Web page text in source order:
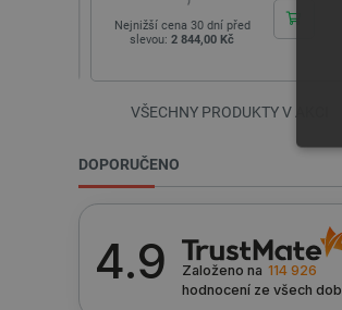
Nejnižší cena 30 dní před
slevou:2 844,00 Kč
VŠECHNY PRODUKTY V AKCI
DOPORUČENO
4.9 Založeno na 114 926
hodnocení ze všech dob